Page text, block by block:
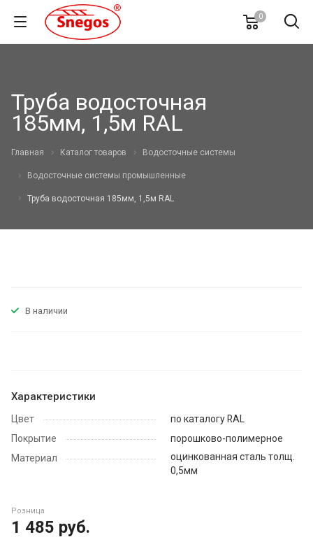
0
Труба водосточная
185мм, 1,5м RAL
Главная Каталог товаров Водосточные системы
Водосточные системы промышленные
Труба водосточная 185мм, 1,5м RAL
В наличии
Характеристики
Цвет
по каталогу RAL
Покрытие
порошково-полимерное
Материал
оцинкованная сталь толщ.
0,5мм
Розница
1 485 руб.